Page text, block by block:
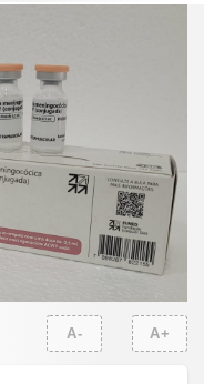
A- A+